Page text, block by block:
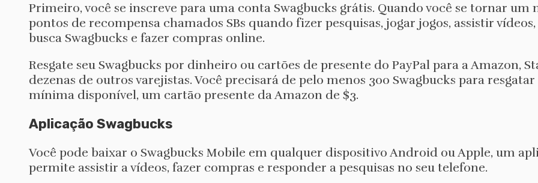
Primeiro, você se inscreve para uma conta Swagbucks grátis. Quando você se tornar um
pontos de recompensa chamados SBs quando fizer pesquisas, jogar jogos, assistir
busca Swagbucks e fazer compras online.
Resgate seu Swagbucks por dinheiro ou cartões de presente do PayPal para a Amazon,
dezenas de outros varejistas. Você precisará de pelo menos 300 Swagbucks para
mínima disponível, um cartão presente da Amazon de $3.
Aplicação Swagbucks
Você pode baixar o Swagbucks Mobile em qualquer dispositivo Android ou Apple, um
permite assistir a vídeos, fazer compras e responder a pesquisas no seu telefone.